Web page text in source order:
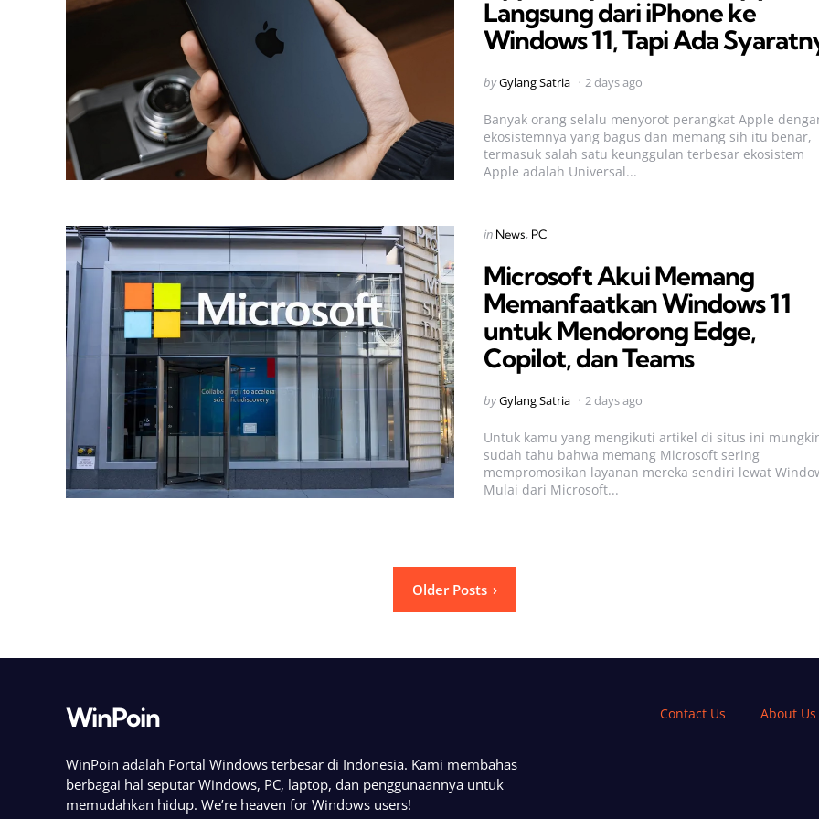
Langsung dari iPhone ke
Windows 11, Tapi Ada
Posted
byGylang Satria 2 days ago
Banyak orang selalu menyorot perangkat Apple
ekosistemnya yang bagus dan memang sih itu benar,
termasuk salah satu keunggulan terbesar ekosistem
Apple adalah Universal...
Categories
Posted
in News PC
Microsoft Akui Memang
Memanfaatkan Windows 11
untuk Mendorong Edge,
Copilot, dan Teams
Posted
byGylang Satria 2 days ago
Untuk kamu yang mengikuti artikel di situs ini
sudah tahu bahwa memang Microsoft sering
mempromosikan layanan mereka sendiri lewat
Mulai dari Microsoft...
Older Posts
WinPoin
WinPoin adalah Portal Windows terbesar di Indonesia. Kami membahas
berbagai hal seputar Windows, PC, laptop, dan penggunaannya untuk
memudahkan hidup. We’re heaven for Windows users!
Contact Us About Us